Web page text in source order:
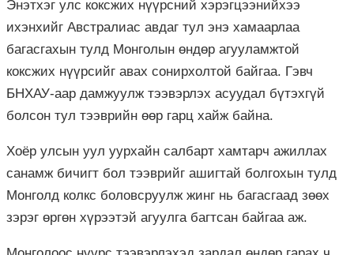
Энэтхэг улс коксжих нүүрсний хэрэгцээнийхээ
ихэнхийг Австралиас авдаг тул энэ хамаарлаа
багасгахын тулд Монголын өндөр агууламжтой
коксжих нүүрсийг авах сонирхолтой байгаа. Гэвч
БНХАУ-аар дамжуулж тээвэрлэх асуудал бүтэхгүй
болсон тул тээврийн өөр гарц хайж байна.
Хоёр улсын уул уурхайн салбарт хамтарч ажиллах
санамж бичигт бол тээврийг ашигтай болгохын тулд
Монголд колкс боловсруулж жинг нь багасгаад зөөх
зэрэг өргөн хүрээтэй агуулга багтсан байгаа аж.